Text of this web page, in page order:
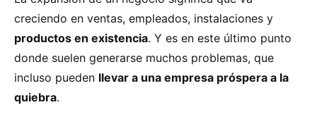
creciendo en ventas, empleados, instalaciones y
productos en existencia. Y es en este último punto
donde suelen generarse muchos problemas, que
incluso pueden llevar a una empresa próspera a la
quiebra.